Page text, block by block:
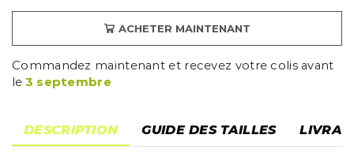
ACHETER MAINTENANT
Commandez maintenant et recevez votre colis avant
le 3 septembre
DESCRIPTION GUIDE DES TAILLES